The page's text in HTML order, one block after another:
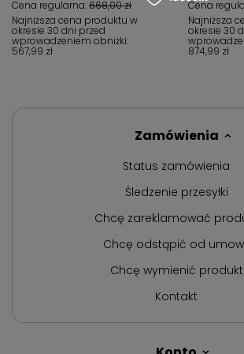
Cena regularna:668,00 zł
Najniższa cena produktu w
okresie 30 dni przed
wprowadzeniem obniżki:
567,99 zł
Cena
Najniższa
okresie 30
874,99 zł
Zamówienia
Status zamówienia
Śledzenie przesyłki
Chcę zareklamować
Chcę odstąpić od
Chcę wymienić produkt
Kontakt